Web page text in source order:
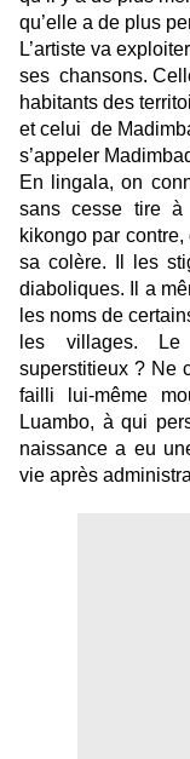
qu’elle a de plus
L’artiste va
ses chansons.
habitants des
et celui de
s’appeler
En lingala, on
sans cesse tire à
kikongo par
sa colère. Il les
diaboliques. Il a
les noms de
les villages. Le
superstitieux ? Ne
failli lui-même
Luambo, à qui
naissance a eu
vie après